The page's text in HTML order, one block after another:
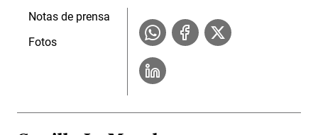
Notas de prensa
Fotos